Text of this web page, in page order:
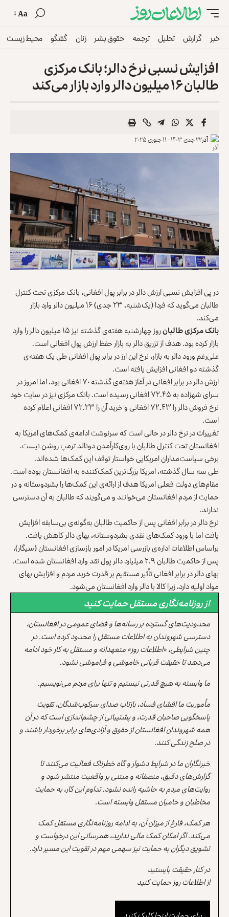
Aa
خبر گزارش تحلیل ترجمه حقوق بشر زنان گفتگو محیط زیست
افزایش نسبی نرخ دالر؛ بانک مرکزی
طالبان ۱۶ میلیون دالر وارد بازار می‌کند
آذر۲۲ جدی ۱۴۰۳ - ۱۱ جنوری ۲۰۲۵
در پی افزایش نسبی ارزش دالر در برابر پول افغانی، بانک مرکزی تحت کنترل
طالبان می‌گوید که فردا (یک‌شنبه، ۲۳ جدی) ۱۶ میلیون دالر وارد بازار
می‌کند.
بانک مرکزی طالبان
روز چهارشنبه هفته‌ی گذشته نیز ۱۵ میلیون دالر را وارد
بازار کرده بود. هدف از تزریق دالر به بازار حفظ ارزش پول افغانی است.
علی‌رغم ورود دالر به بازار، نرخ این ارز در برابر پول افغانی طی یک هفته‌ی
گذشته دو افغانی افزایش یافته است.
ارزش دالر در برابر افغانی در آغاز هفته‌ی گذشته ۷۰ افغانی بود، اما امروز در
سرای شهزاده به ۷۲.۴۵ افغانی رسیده است. بانک مرکزی نیز در سایت خود
نرخ فروش دالر را ۷۲.۴۳ افغانی و خرید آن را ۷۲.۲۳ افغانی اعلام کرده
است.
تغییرات در نرخ دالر در حالی است که سرنوشت ادامه‌ی کمک‌های امریکا به
افغانستان تحت کنترل طالبان با روی‌کارآمدن دونالد ترمپ روشن نیست.
برخی سیاست‌مداران امریکایی خواستار توقف این کمک‌ها شده‌اند.
طی سه سال گذشته، امریکا بزرگ‌ترین کمک‌کننده به افغانستان بوده است.
مقام‌های دولت فعلی امریکا هدف از ارائه‌ی این کمک‌ها را بشردوستانه و در
حمایت از مردم افغانستان می‌خوانند و می‌گویند که طالبان به آن دسترسی
ندارند.
نرخ دالر در برابر افغانی پس از حاکمیت طالبان به‌گونه‌ی بی‌سابقه افزایش
یافت اما با ورود کمک‌های نقدی بشردوستانه، بهای دالر کاهش یافت.
براساس اطلاعات اداره‌ی بازرسی امریکا در امور بازسازی افغانستان (سیگار)،
پس از حاکمیت طالبان ۲.۹ میلیارد دالر پول نقد وارد افغانستان شده است.
بهای دالر در برابر افغانی تأثیر مستقیم بر قدرت خرید مردم و افزایش بهای
مواد اولیه دارد، زیرا کالا با دالر وارد افغانستان می‌شود.
از روزنامه‌نگاری مستقل حمایت کنید
محدودیت‌های گسترده بر رسانه‌ها و فضای عمومی در افغانستان،
دسترسی شهروندان به اطلاعات مستقل را محدود کرده است. در
چنین شرایطی، «اطلاعات روز» متعهدانه و مستقل به کار خود ادامه
می‌دهد تا حقیقت قربانی خاموشی و فراموشی نشود.
ما وابسته به هیچ قدرتی نیستیم و تنها برای مردم می‌نویسیم.
مأموریت ما افشای فساد، بازتاب صدای سرکوب‌شدگان، تقویت
پاسخگویی صاحبان قدرت، و پشتیبانی از چشم‌اندازی است که در آن
همه شهروندان افغانستان از حقوق و آزادی‌های برابر برخوردار باشند و
در صلح زندگی کنند.
خبرنگاران ما در شرایط دشوار و گاه خطرناک فعالیت می‌کنند تا
گزارش‌های دقیق، منصفانه و مبتنی بر واقعیت منتشر شود و
روایت‌های مردم به حاشیه رانده نشود. تداوم این کار، به حمایت
مخاطبان و حامیان مستقل وابسته است.
هر کمک، فارغ از میزان آن، به ادامه روزنامه‌نگاری مستقل کمک
می‌کند. اگر امکان کمک مالی ندارید، همرسانی این درخواست و
تشویق دیگران به حمایت نیز سهمی مهم در تقویت این مسیر دارد.
در کنار حقیقت بایستید
از اطلاعات روز حمایت کنید